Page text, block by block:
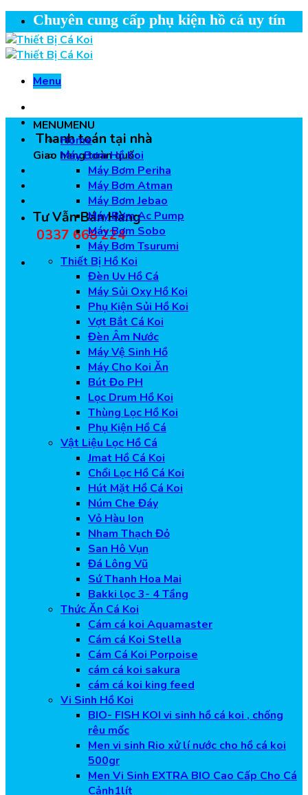
Skip
to
content
Chuyên cung cấp phụ kiện hồ cá uy tín
Menu
Thanh toán tại nhà
Giao hàng toàn quốc
Tư Vẫn Bán Hàng
0337 668 224
MENUMENU
Home
Máy Bơm Hồ Koi
Máy Bơm Periha
Máy Bơm Atman
Máy Bơm Jebao
Máy Bơm Ac Pump
Máy Bơm Sobo
Máy Bơm Tsurumi
Thiết Bị Hồ Koi
Đèn Uv Hồ Cá
Máy Sủi Oxy Hồ Koi
Phụ Kiện Sủi Hồ Koi
Vợt Bắt Cá Koi
Đèn Âm Nước
Máy Vệ Sinh Hồ
Máy Cho Koi Ăn
Bút Đo PH
Lọc Drum Hồ Koi
Thùng Lọc Hồ Koi
Phụ Kiện Hồ Cá
Vật Liệu Lọc Hồ Cá
Jmat Hồ Cá Koi
Chổi Lọc Hồ Cá Koi
Hút Mặt Hồ Cá Koi
Núm Che Đáy
Vỏ Hàu Ion
Nham Thạch Đỏ
San Hô Vụn
Đá Lông Vũ
Sứ Thanh Hoa Mai
Bakki lọc 3- 4 Tầng
Thức Ăn Cá Koi
Cám cá koi Aquamaster
Cám cá Koi Stella
Cám Cá Koi Porpoise
cám cá koi sakura
cám cá koi king feed
Vi Sinh Hồ Koi
BIO- FISH KOI vi sinh hồ cá koi , chống
rêu mốc
Men vi sinh Rio xử lí nước cho hồ cá koi
500gr
Men Vi Sinh EXTRA BIO Cao Cấp Cho Cá
Cảnh1lít